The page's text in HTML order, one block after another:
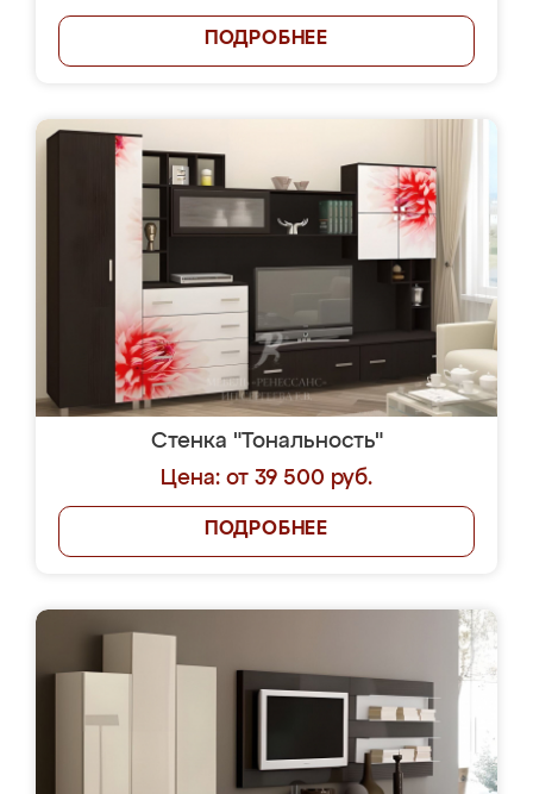
ПОДРОБНЕЕ
Стенка "Тональность"
Цена: от 39 500 руб.
ПОДРОБНЕЕ